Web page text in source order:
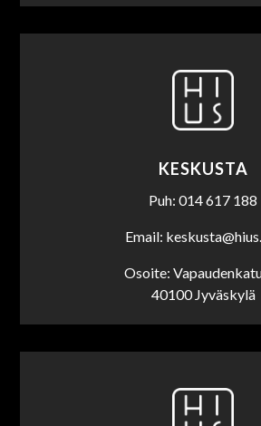
KESKUSTA
Puh: 014 617 188
Email:
Osoite:
40100 Jyväskylä